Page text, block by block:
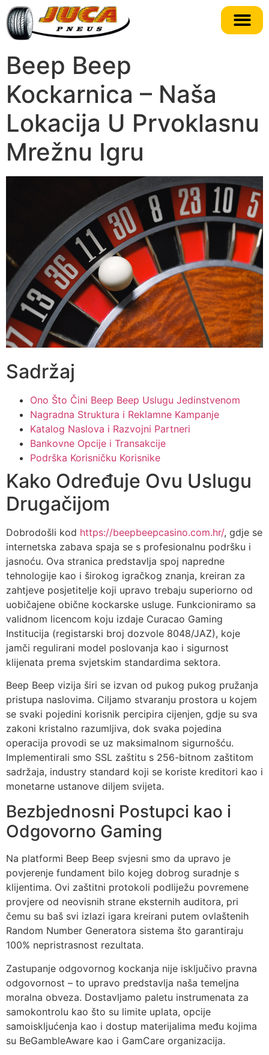
Beep Beep
Kockarnica – Naša
Lokacija U Prvoklasnu
Mrežnu Igru
Sadržaj
Ono Što Čini Beep Beep Uslugu Jedinstvenom
Nagradna Struktura i Reklamne Kampanje
Katalog Naslova i Razvojni Partneri
Bankovne Opcije i Transakcije
Podrška Korisničku Korisnike
Kako Određuje Ovu Uslugu
Drugačijom
Dobrodošli kod https://beepbeepcasino.com.hr/, gdje se
internetska zabava spaja se s profesionalnu podršku i
jasnoću. Ova stranica predstavlja spoj napredne
tehnologije kao i širokog igračkog znanja, kreiran za
zahtjeve posjetitelje koji upravo trebaju superiorno od
uobičajene obične kockarske usluge. Funkcioniramo sa
validnom licencom koju izdaje Curacao Gaming
Institucija (registarski broj dozvole 8048/JAZ), koje
jamči regulirani model poslovanja kao i sigurnost
klijenata prema svjetskim standardima sektora.
Beep Beep vizija širi se izvan od pukog pukog pružanja
pristupa naslovima. Ciljamo stvaranju prostora u kojem
se svaki pojedini korisnik percipira cijenjen, gdje su sva
zakoni kristalno razumljiva, dok svaka pojedina
operacija provodi se uz maksimalnom sigurnošću.
Implementirali smo SSL zaštitu s 256-bitnom zaštitom
sadržaja, industry standard koji se koriste kreditori kao i
monetarne ustanove diljem svijeta.
Bezbjednosni Postupci kao i
Odgovorno Gaming
Na platformi Beep Beep svjesni smo da upravo je
povjerenje fundament bilo kojeg dobrog suradnje s
klijentima. Ovi zaštitni protokoli podliježu povremene
provjere od neovisnih strane eksternih auditora, pri
čemu su baš svi izlazi igara kreirani putem ovlaštenih
Random Number Generatora sistema što garantiraju
100% nepristrasnost rezultata.
Zastupanje odgovornog kockanja nije isključivo pravna
odgovornost – to upravo predstavlja naša temeljna
moralna obveza. Dostavljamo paletu instrumenata za
samokontrolu kao što su limite uplata, opcije
samoiskljućenja kao i dostup materijalima među kojima
su BeGambleAware kao i GamCare organizacija.